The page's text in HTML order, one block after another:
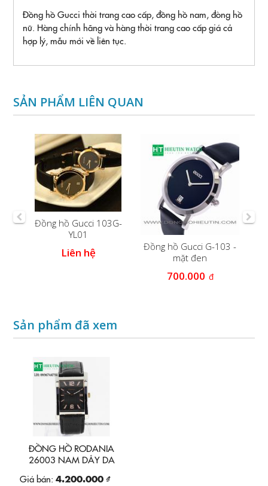
Đồng hồ Gucci thời trang cao cấp, đồng hồ nam, đòng hồ
nữ. Hàng chính hãng và hàng thời trang cao cấp giá cả
hợp lý, mẫu mới về liên tục.
SẢN PHẨM LIÊN QUAN
Đồng hồ Gucci 103G-
YL01
Liên hệ
Đồng hồ Gucci G-103 -
mặt đen
700.000 đ
Sản phẩm đã xem
ĐỒNG HỒ RODANIA
26003 NAM DÂY DA
Giá bán: 4.200.000 ₫